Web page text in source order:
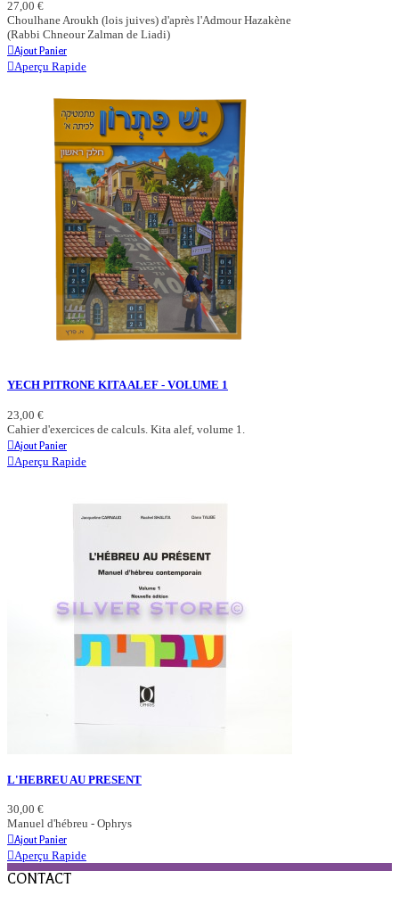
27,00 €
Choulhane Aroukh (lois juives) d'après l'Admour Hazakène
(Rabbi Chneour Zalman de Liadi)
Ajout Panier
Aperçu Rapide
YECH PITRONE KITA ALEF - VOLUME 1
23,00 €
Cahier d'exercices de calculs. Kita alef, volume 1.
Ajout Panier
Aperçu Rapide
L'HEBREU AU PRESENT
30,00 €
Manuel d'hébreu - Ophrys
Ajout Panier
Aperçu Rapide
CONTACT